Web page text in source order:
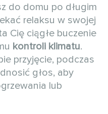
do domu po długim
relaksu w swojej
Cię ciągłe buczenie
kontroli klimatu.
przyjęcie, podczas
głos, aby
lub